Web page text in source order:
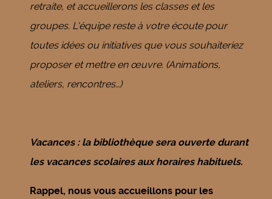
retraite, et accueillerons les classes et les
groupes. L'équipe reste à votre écoute pour
toutes idées ou initiatives que vous souhaiteriez
proposer et mettre en œuvre. (Animations,
ateliers, rencontres…)
Vacances : la bibliothèque sera ouverte durant
les vacances scolaires aux horaires habituels.
Rappel, nous vous accueillons pour les